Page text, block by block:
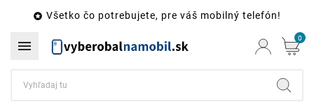
 Všetko čo potrebujete, pre váš mobilný telefón!
 0